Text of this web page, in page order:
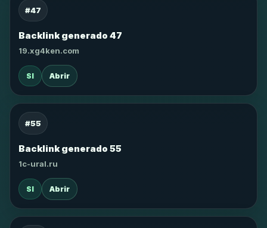
#47
Backlink generado 47
19.xg4ken.com
SI Abrir
#55
Backlink generado 55
1c-ural.ru
SI Abrir